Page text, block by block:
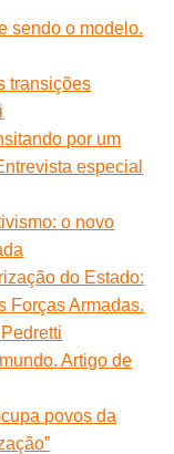
sendo o modelo.
transições
por um
especial
o novo
do Estado:
Forças Armadas.
Artigo de
povos da